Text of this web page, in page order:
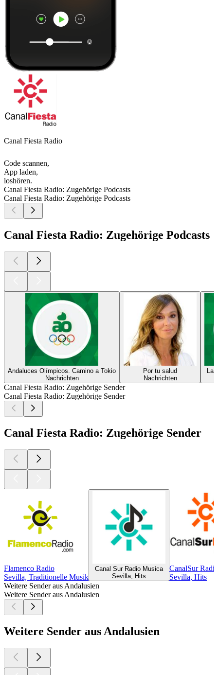
Canal Fiesta Radio
Code scannen,
App laden,
loshören.
Canal Fiesta Radio: Zugehörige Podcasts
Canal Fiesta Radio: Zugehörige Podcasts
Canal Fiesta Radio: Zugehörige Podcasts
Andaluces Olímpicos. Camino a Tokio
Nachrichten
Por tu salud
Nachrichten
La
Canal Fiesta Radio: Zugehörige Sender
Canal Fiesta Radio: Zugehörige Sender
Canal Fiesta Radio: Zugehörige Sender
Flamenco Radio
Sevilla, Traditionelle Musik
Canal Sur Radio Musica
Sevilla, Hits
CanalSur
Sevilla, Hits
Weitere Sender aus Andalusien
Weitere Sender aus Andalusien
Weitere Sender aus Andalusien